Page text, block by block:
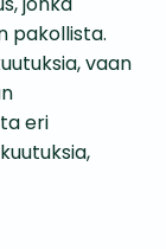
pakollista.
vaan
eri